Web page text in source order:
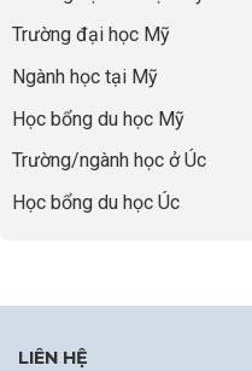
Cất
Cánh
giờ
chọn
sự
Trường đại học Mỹ
Ngành học tại Mỹ
Học bổng du học Mỹ
Trường/ngành học ở Úc
Học bổng du học Úc
LIÊN HỆ